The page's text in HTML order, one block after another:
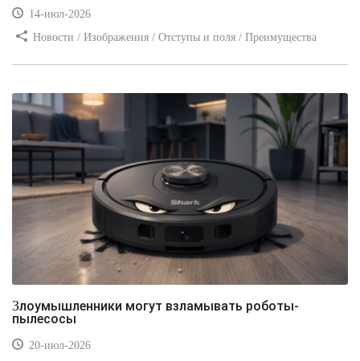
14-июл-2026
Новости / Изображения / Отступы и поля / Преимущества
Злоумышленники могут взламывать роботы-
пылесосы
20-июл-2026